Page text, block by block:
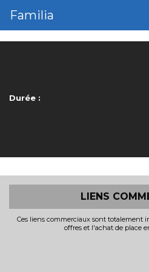
Familia
Durée :
LIENS
Ces liens commerciaux sont totalement
offres et l'achat de place